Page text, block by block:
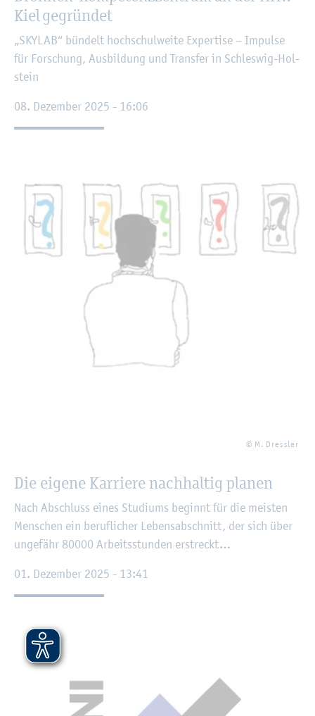
Kiel ge­grün­det
„SKYLAB“ bün­delt hoch­schul­wei­te Ex­per­ti­se – Im­pul­se
für For­schung, Aus­bil­dung und Trans­fer in Schles­wig-Hol­
stein
08. De­zem­ber 2025 - 16:06
© M. Dress­ler
Die ei­ge­ne Kar­rie­re nach­hal­tig pla­nen
Nach Ab­schluss eines Stu­di­ums be­ginnt für die meis­ten
Men­schen ein be­ruf­li­cher Le­bens­ab­schnitt, der sich über
un­ge­fähr 80000 Ar­beits­stun­den er­streckt…
01. De­zem­ber 2025 - 13:41